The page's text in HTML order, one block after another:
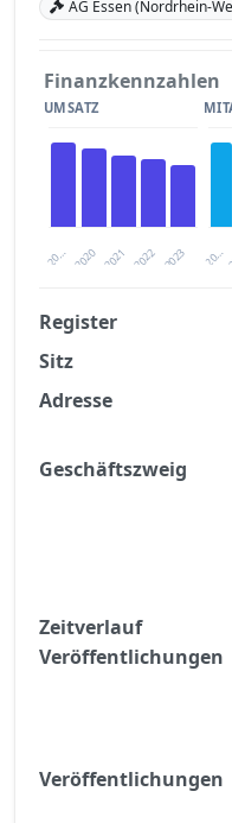
AG Essen (Nordrhein-
Finanzkennzahlen
UMSATZ
20… 2021 2023
2020 2022 20…
Jetzt
Register
Sitz
Adresse
Geschäftszweig
Zeitverlauf
Veröffentlichungen
Veröffentlichungen